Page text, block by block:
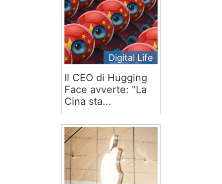
Digital Life
Il CEO di Hugging
Face avverte: "La
Cina sta...